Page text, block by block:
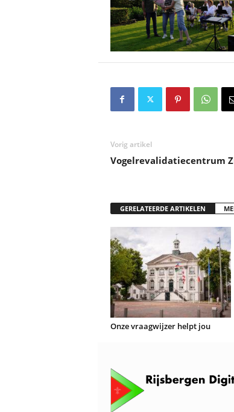
Vorig artikel
Vogelrevalidatiecentrum
GERELATEERDE ARTIKELEN
Onze vraagwijzer helpt jou